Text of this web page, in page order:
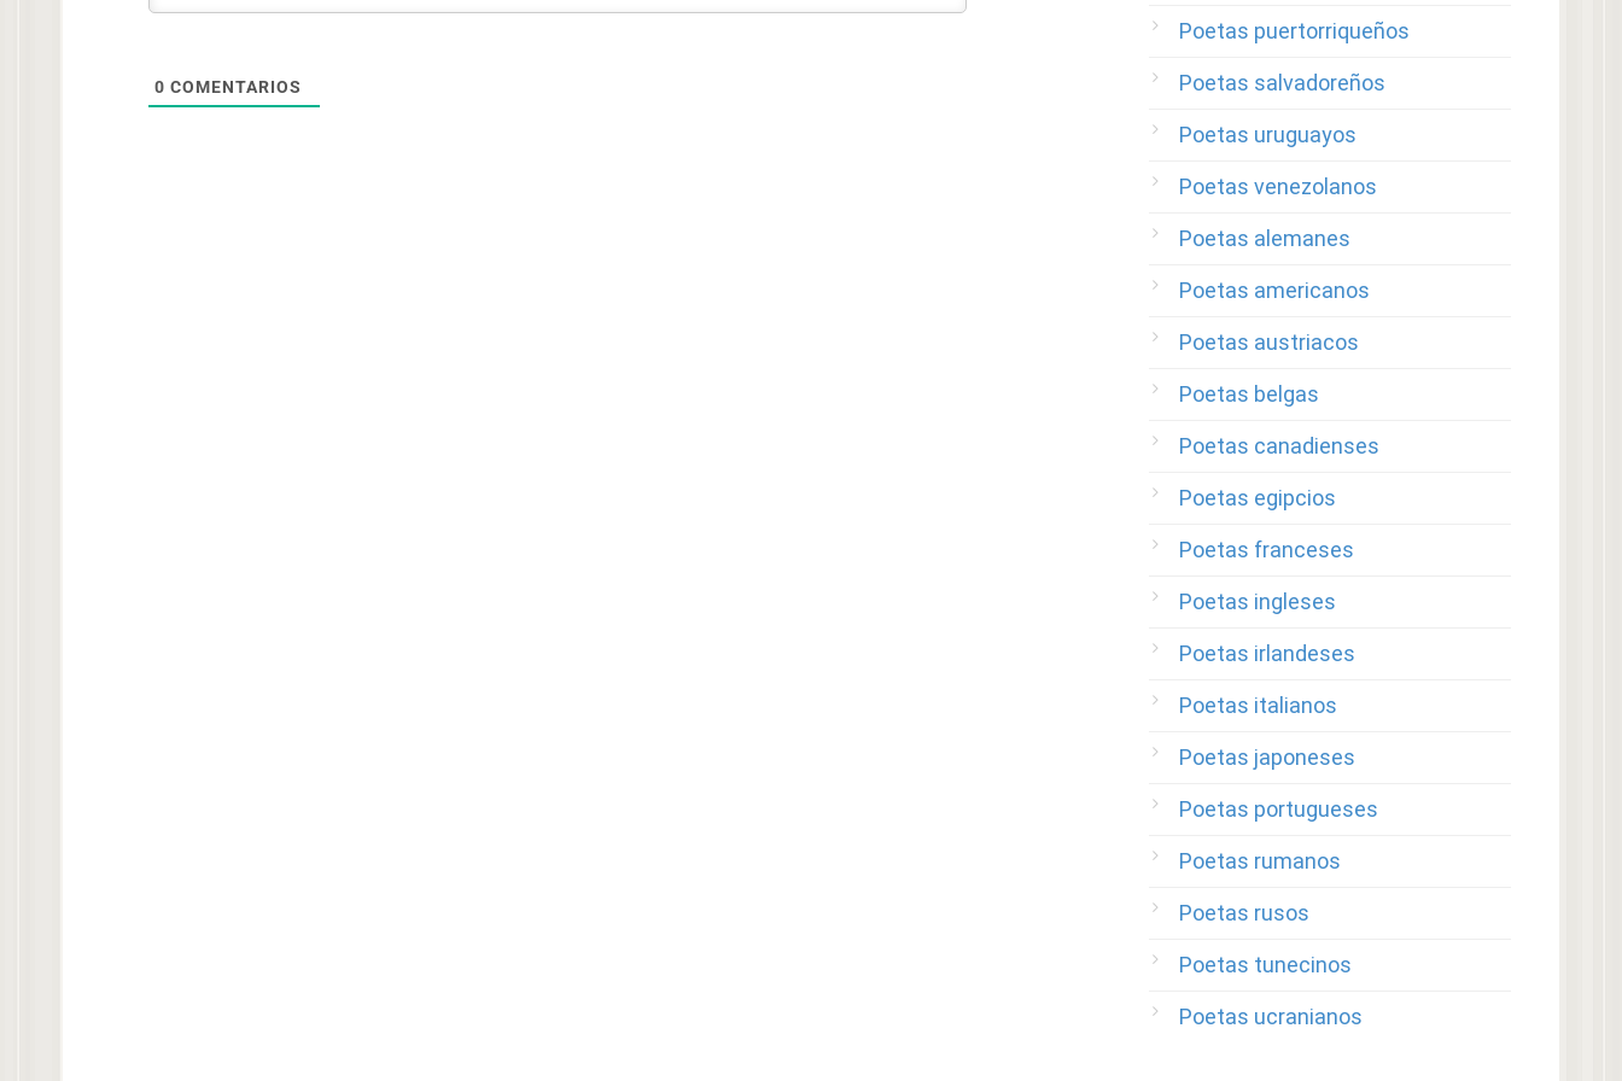
0 COMENTARIOS
Poetas puertorriqueños
Poetas salvadoreños
Poetas uruguayos
Poetas venezolanos
Poetas alemanes
Poetas americanos
Poetas austriacos
Poetas belgas
Poetas canadienses
Poetas egipcios
Poetas franceses
Poetas ingleses
Poetas irlandeses
Poetas italianos
Poetas japoneses
Poetas portugueses
Poetas rumanos
Poetas rusos
Poetas tunecinos
Poetas ucranianos